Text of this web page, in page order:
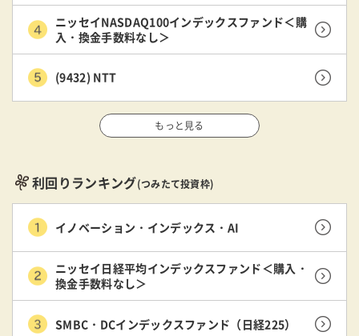
ニッセイNASDAQ100インデックスファンド＜購
入・換金手数料なし＞
(9432) NTT
もっと見る
利回りランキング(つみたて投資枠)
イノベーション・インデックス・AI
ニッセイ日経平均インデックスファンド＜購入・
換金手数料なし＞
SMBC・DCインデックスファンド（日経225）